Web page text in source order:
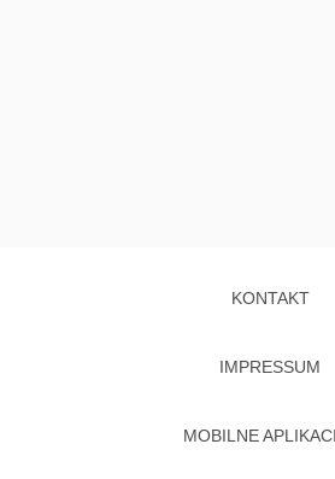
KONTAKT
IMPRESSUM
MOBILNE